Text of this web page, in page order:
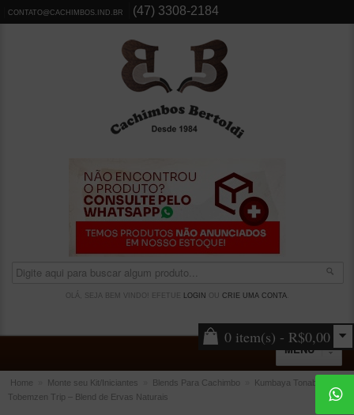
CONTATO@CACHIMBOS.IND.BR (47) 3308-2184
OLÁ, SEJA BEM VINDO! EFETUE LOGIN CRIE UMA CONTA.
0 item(s) - R$0,00
MENU
ACESSÓRIOS
Home Monte seu Kit/Iniciantes Blends Para Cachimbo
Kumbaya Tonabê
Tobemzen Trip – Blend de Ervas Naturais